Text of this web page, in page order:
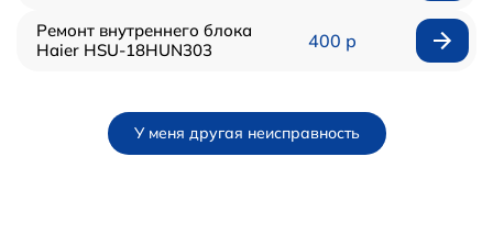
Ремонт внутреннего блока
Haier HSU-18HUN303
400 р
У меня другая неисправность